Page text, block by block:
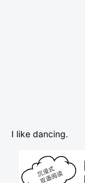
I like dancing.